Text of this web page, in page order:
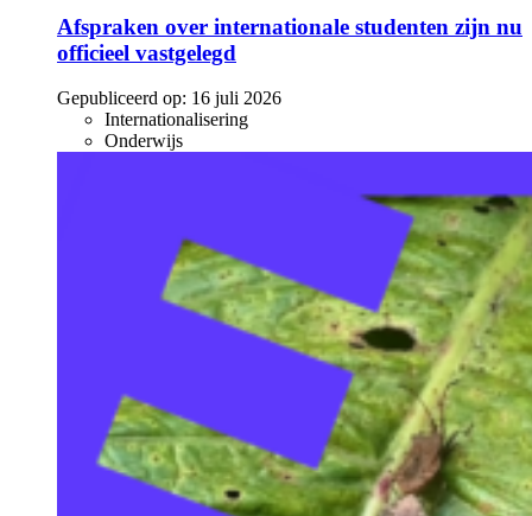
Afspraken over internationale studenten zijn nu
officieel vastgelegd
Gepubliceerd op: 16 juli 2026
Internationalisering
Onderwijs